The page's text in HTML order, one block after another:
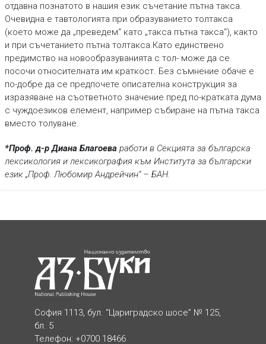
отдавна познатото в нашия език съчетание пътна такса.
Очевидна е тавтологията при образуванието толтакса
(което може да „преведем“ като „такса пътна такса“), както
и при съчетанието пътна толтакса.Като единствено
предимство на новообразуванията с тол- може да се
посочи относителната им краткост. Без съмнение обаче е
по-добре да се предпочете описателна конструкция за
изразяване на съответното значение пред по-кратката дума
с чуждоезиков елемент, например събиране на пътна такса
вместо толуване.
*Проф. д-р Диана Благоеваработи в Секцията за българска
лексикология и лексикография към Института за български
език „Проф. Любомир Андрейчин“ – БАН.
София 1113, бул. “Цариградско шосе” № 125,
бл. 5
Телефон: +0700 18466